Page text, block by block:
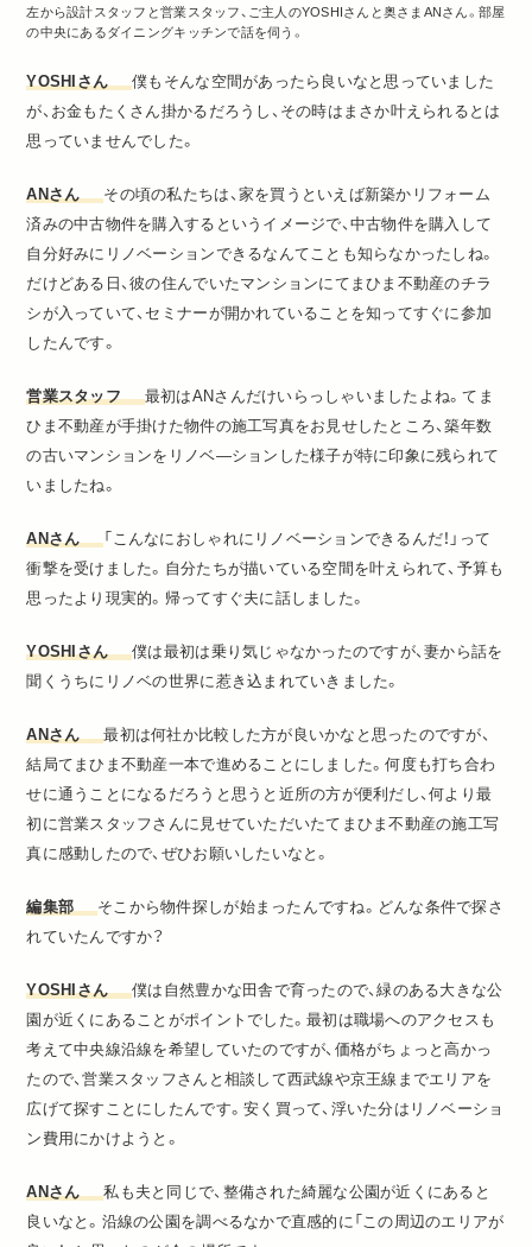
左から設計スタッフと営業スタッフ、ご主人のYOSHIさんと奥さまANさん。部屋
の中央にあるダイニングキッチンで話を伺う。
YOSHIさん
僕もそんな空間があったら良いなと思っていました
が、お金もたくさん掛かるだろうし、その時はまさか叶えられるとは
思っていませんでした。
ANさん
その頃の私たちは、家を買うといえば新築かリフォーム
済みの中古物件を購入するというイメージで、中古物件を購入して
自分好みにリノベーションできるなんてことも知らなかったしね。
だけどある日、彼の住んでいたマンションにてまひま不動産のチラ
シが入っていて、セミナーが開かれていることを知ってすぐに参加
したんです。
営業スタッフ
最初はANさんだけいらっしゃいましたよね。てま
ひま不動産が手掛けた物件の施工写真をお見せしたところ、築年数
の古いマンションをリノベ―ションした様子が特に印象に残られて
いましたね。
ANさん
「こんなにおしゃれにリノベーションできるんだ！」って
衝撃を受けました。自分たちが描いている空間を叶えられて、予算も
思ったより現実的。帰ってすぐ夫に話しました。
YOSHIさん
僕は最初は乗り気じゃなかったのですが、妻から話を
聞くうちにリノベの世界に惹き込まれていきました。
ANさん
最初は何社か比較した方が良いかなと思ったのですが、
結局てまひま不動産一本で進めることにしました。何度も打ち合わ
せに通うことになるだろうと思うと近所の方が便利だし、何より最
初に営業スタッフさんに見せていただいたてまひま不動産の施工写
真に感動したので、ぜひお願いしたいなと。
編集部
そこから物件探しが始まったんですね。どんな条件で探さ
れていたんですか？
YOSHIさん
僕は自然豊かな田舎で育ったので、緑のある大きな公
園が近くにあることがポイントでした。最初は職場へのアクセスも
考えて中央線沿線を希望していたのですが、価格がちょっと高かっ
たので、営業スタッフさんと相談して西武線や京王線までエリアを
広げて探すことにしたんです。安く買って、浮いた分はリノベーショ
ン費用にかけようと。
ANさん
私も夫と同じで、整備された綺麗な公園が近くにあると
良いなと。沿線の公園を調べるなかで直感的に「この周辺のエリアが